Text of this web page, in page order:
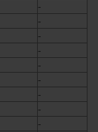
-
-
-
-
-
-
-
-
-